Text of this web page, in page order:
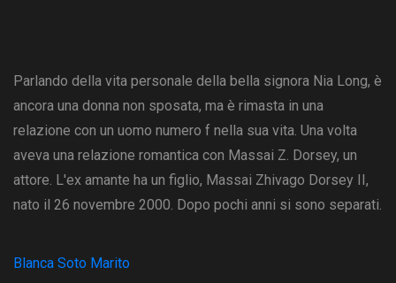
Parlando della vita personale della bella signora Nia Long, è
ancora una donna non sposata, ma è rimasta in una
relazione con un uomo numero f nella sua vita. Una volta
aveva una relazione romantica con Massai Z. Dorsey, un
attore. L'ex amante ha un figlio, Massai Zhivago Dorsey II,
nato il 26 novembre 2000. Dopo pochi anni si sono separati.
Blanca Soto Marito